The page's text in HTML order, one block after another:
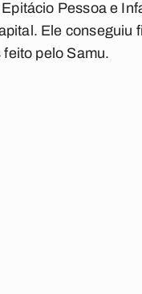
Pessoa e
Ele conseguiu
pelo Samu.